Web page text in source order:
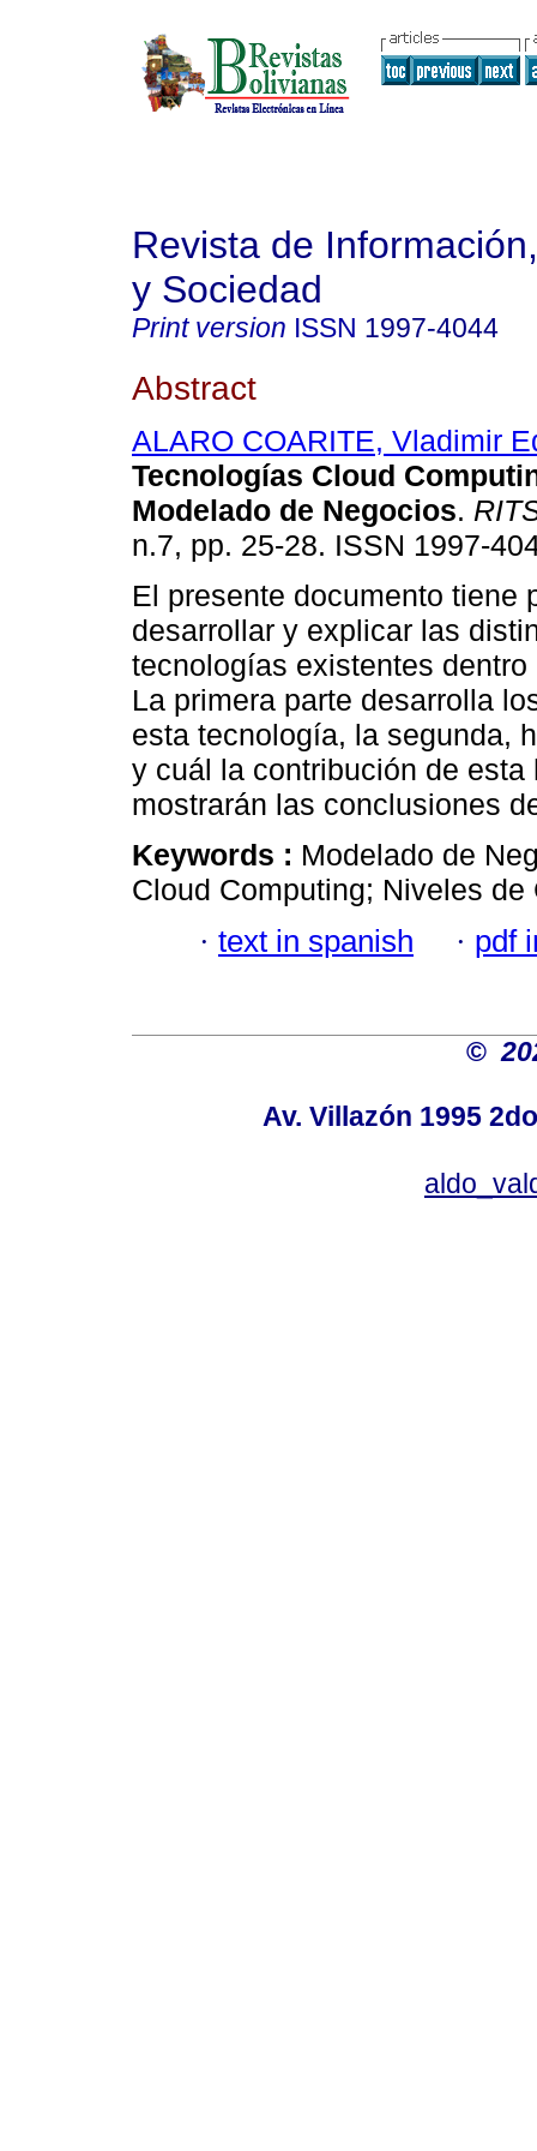
Revista de
y Sociedad
Print version ISSN 1997-4044
Abstract
ALARO COARITE, Vladimir
Tecnologías Cloud
Modelado de Negocios.
n.7, pp. 25-28. ISSN 1997-
El presente documento tiene
desarrollar y explicar las
tecnologías existentes
La primera parte desarrolla
esta tecnología, la segunda,
y cuál la contribución de
mostrarán las conclusiones
Keywords : Modelado de
Cloud Computing; Niveles de
· text in spanish · pdf
©
Av. Villazón 1995